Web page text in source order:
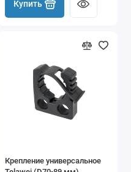
Купить
Крепление универсальное